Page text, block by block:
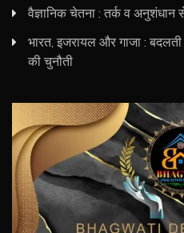
वैज्ञानिक चेतना : तर्क व अनुशंधान
भारत, इजरायल और गाजा :
की चुनौती